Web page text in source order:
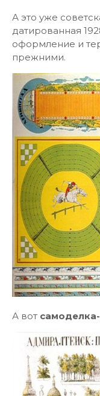
А это уже
датированная
оформление и
прежними.
А вот